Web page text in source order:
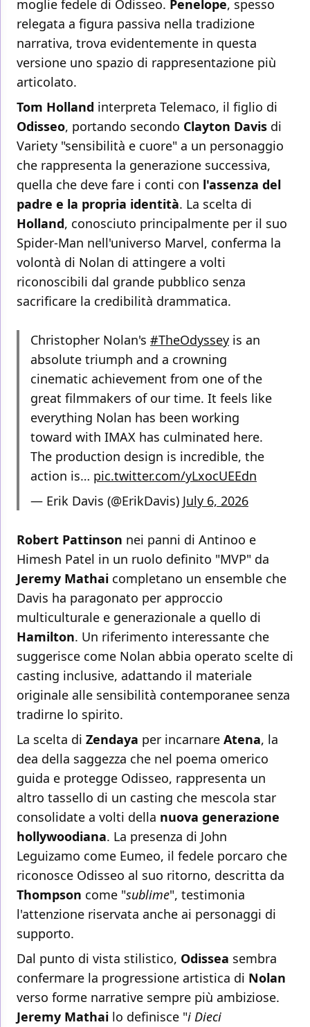
moglie fedele di Odisseo. Penelope, spesso
relegata a figura passiva nella tradizione
narrativa, trova evidentemente in questa
versione uno spazio di rappresentazione più
articolato.
Tom Holland interpreta Telemaco, il figlio di
Odisseo, portando secondo Clayton Davis di
Variety "sensibilità e cuore" a un personaggio
che rappresenta la generazione successiva,
quella che deve fare i conti con l'assenza del
padre e la propria identità. La scelta di
Holland, conosciuto principalmente per il suo
Spider-Man nell'universo Marvel, conferma la
volontà di Nolan di attingere a volti
riconoscibili dal grande pubblico senza
sacrificare la credibilità drammatica.
Christopher Nolan's #TheOdyssey is an
absolute triumph and a crowning
cinematic achievement from one of the
great filmmakers of our time. It feels like
everything Nolan has been working
toward with IMAX has culminated here.
The production design is incredible, the
action is… pic.twitter.com/yLxocUEEdn
— Erik Davis (@ErikDavis) July 6, 2026
Robert Pattinson nei panni di Antinoo e
Himesh Patel in un ruolo definito "MVP" da
Jeremy Mathai completano un ensemble che
Davis ha paragonato per approccio
multiculturale e generazionale a quello di
Hamilton. Un riferimento interessante che
suggerisce come Nolan abbia operato scelte di
casting inclusive, adattando il materiale
originale alle sensibilità contemporanee senza
tradirne lo spirito.
La scelta di Zendaya per incarnare Atena, la
dea della saggezza che nel poema omerico
guida e protegge Odisseo, rappresenta un
altro tassello di un casting che mescola star
consolidate a volti della nuova generazione
hollywoodiana. La presenza di John
Leguizamo come Eumeo, il fedele porcaro che
riconosce Odisseo al suo ritorno, descritta da
Thompson come "sublime", testimonia
l'attenzione riservata anche ai personaggi di
supporto.
Dal punto di vista stilistico, Odissea sembra
confermare la progressione artistica di Nolan
verso forme narrative sempre più ambiziose.
Jeremy Mathai lo definisce "i Dieci